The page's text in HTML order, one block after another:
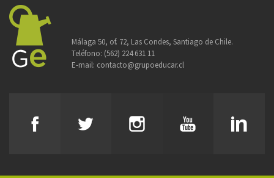
Málaga 50, of. 72, Las Condes, Santiago de Chile.
Teléfono: (562) 224 631 11
E-mail: contacto@grupoeducar.cl